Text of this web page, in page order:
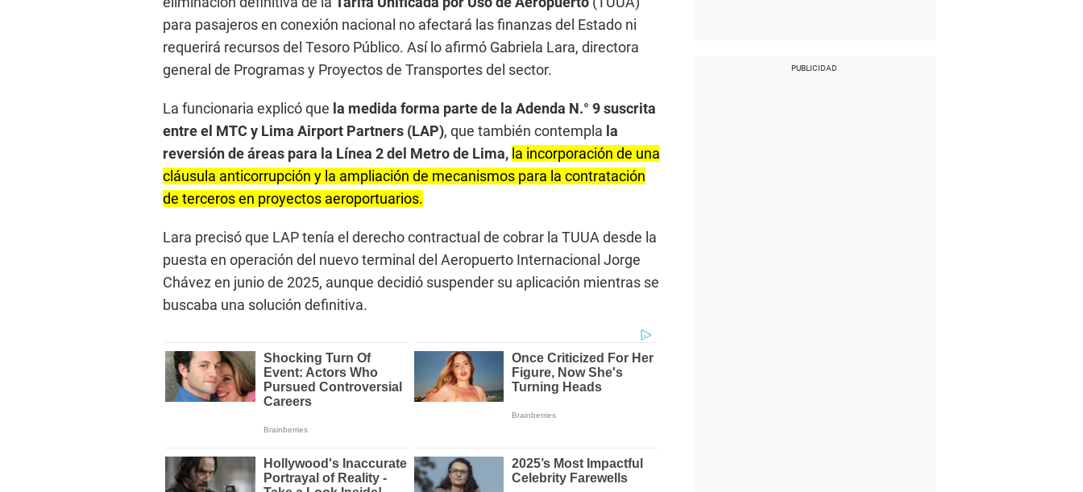
para pasajeros en conexión nacional no afectará las finanzas del Estado ni
requerirá recursos del Tesoro Público. Así lo afirmó Gabriela Lara, directora
general de Programas y Proyectos de Transportes del sector.
La funcionaria explicó que la medida forma parte de la Adenda N.° 9 suscrita
entre el MTC y Lima Airport Partners (LAP), que también contempla la
reversión de áreas para la Línea 2 del Metro de Lima, la incorporación de una
cláusula anticorrupción y la ampliación de mecanismos para la contratación
de terceros en proyectos aeroportuarios.
Lara precisó que LAP tenía el derecho contractual de cobrar la TUUA desde la
puesta en operación del nuevo terminal del Aeropuerto Internacional Jorge
Chávez en junio de 2025, aunque decidió suspender su aplicación mientras se
buscaba una solución definitiva.